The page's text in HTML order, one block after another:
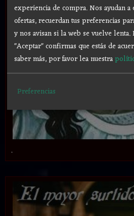
.
experiencia de compra. Nos ayudan a
ofertas, recuerdan tus preferencias
y nos avisan si la web se vuelve
"Aceptar" confirmas que estás de
saber más, por favor lea nuestra
Preferencias